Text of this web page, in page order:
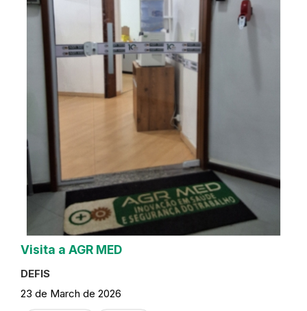
Visita a AGR MED
DEFIS
23 de March de 2026